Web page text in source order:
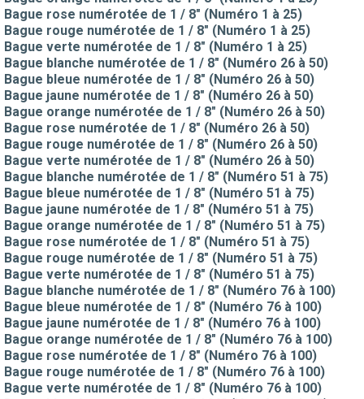
Bague rose numérotée de 1 / 8" (Numéro 1 à 25)
Bague rouge numérotée de 1 / 8" (Numéro 1 à 25)
Bague verte numérotée de 1 / 8" (Numéro 1 à 25)
Bague blanche numérotée de 1 / 8" (Numéro 26 à 50)
Bague bleue numérotée de 1 / 8" (Numéro 26 à 50)
Bague jaune numérotée de 1 / 8" (Numéro 26 à 50)
Bague orange numérotée de 1 / 8" (Numéro 26 à 50)
Bague rose numérotée de 1 / 8" (Numéro 26 à 50)
Bague rouge numérotée de 1 / 8" (Numéro 26 à 50)
Bague verte numérotée de 1 / 8" (Numéro 26 à 50)
Bague blanche numérotée de 1 / 8" (Numéro 51 à 75)
Bague bleue numérotée de 1 / 8" (Numéro 51 à 75)
Bague jaune numérotée de 1 / 8" (Numéro 51 à 75)
Bague orange numérotée de 1 / 8" (Numéro 51 à 75)
Bague rose numérotée de 1 / 8" (Numéro 51 à 75)
Bague rouge numérotée de 1 / 8" (Numéro 51 à 75)
Bague verte numérotée de 1 / 8" (Numéro 51 à 75)
Bague blanche numérotée de 1 / 8" (Numéro 76 à 100)
Bague bleue numérotée de 1 / 8" (Numéro 76 à 100)
Bague jaune numérotée de 1 / 8" (Numéro 76 à 100)
Bague orange numérotée de 1 / 8" (Numéro 76 à 100)
Bague rose numérotée de 1 / 8" (Numéro 76 à 100)
Bague rouge numérotée de 1 / 8" (Numéro 76 à 100)
Bague verte numérotée de 1 / 8" (Numéro 76 à 100)